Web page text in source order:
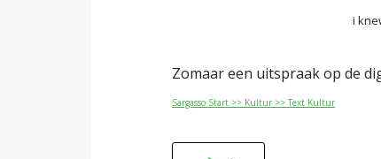
i
Zomaar een uitspraak op de
Sargasso Start >> Kultur >> Text Kultur